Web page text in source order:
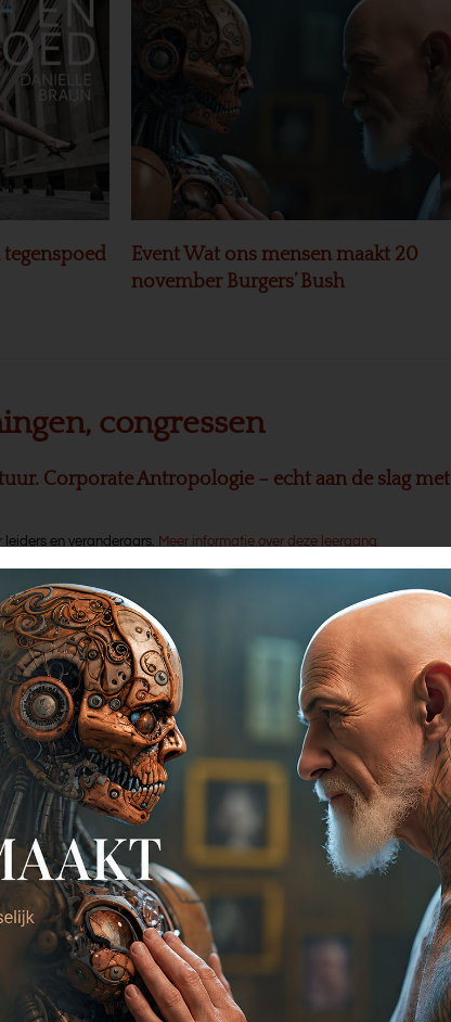
Event Wat ons mensen maakt 20
november Burgers’ Bush
congressen
Corporate Antropologie – echt aan de slag met
leiders en veranderaars. Meer informatie over deze leergang
- stevig blijven staan in de storm
en transformatie in turbulente tijden. Voor leiders en voor
tijd.Meer informatie over deze training
Teambegeleiding - Dé facilitatieleergang met
wereld
programma waarin je echt heel erg goed leert faciliteren,
met de onderstroom in teams, de energie van een groep leert
leergang
én verbindend zijn. Stap in de spotlights.
Meer informatie over
besluitvormingsmodel voor leiders en facilitators.
Meer informatie over